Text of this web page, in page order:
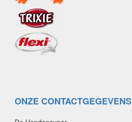
ONZE CONTACTGEGEVENS